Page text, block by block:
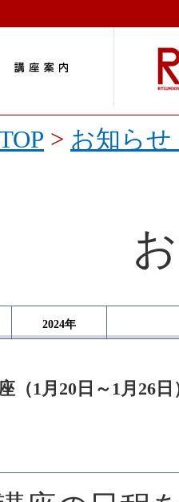
> お知らせ
2024年
（1月20日～1月26日